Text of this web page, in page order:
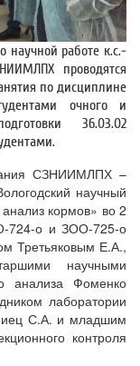
научной работе к.с.-
проводятся
по дисциплине
очного и
36.03.02
СЗНИИМЛПХ –
научный
кормов» во 2
724-о и ЗОО-725-о
Третьяковым Е.А.,
научными
анализа Фоменко
лаборатории
С.А. и младшим
контроля